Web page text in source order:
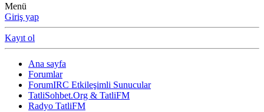
Menü
Giriş yap
Kayıt ol
Ana sayfa
Forumlar
ForumIRC Etkileşimli Sunucular
TatliSohbet.Org & TatliFM
Radyo TatliFM